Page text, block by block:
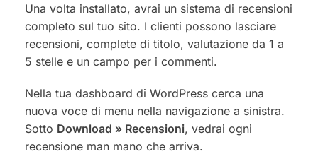
Una volta installato, avrai un sistema di recensioni
completo sul tuo sito. I clienti possono lasciare
recensioni, complete di titolo, valutazione da 1 a
5 stelle e un campo per i commenti.
Nella tua dashboard di WordPress cerca una
nuova voce di menu nella navigazione a sinistra.
Sotto Download » Recensioni, vedrai ogni
recensione man mano che arriva.